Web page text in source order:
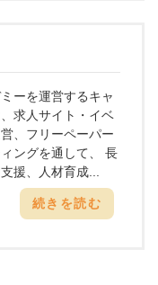
ーを運営するキャ
求人サイト・イベ
、フリーペーパー
ングを通して、 長
援、人材育成...
続きを読む